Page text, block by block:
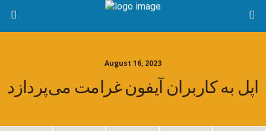
August 16, 2023
اپل به کاربران آیفون غرامت می‌پردازد